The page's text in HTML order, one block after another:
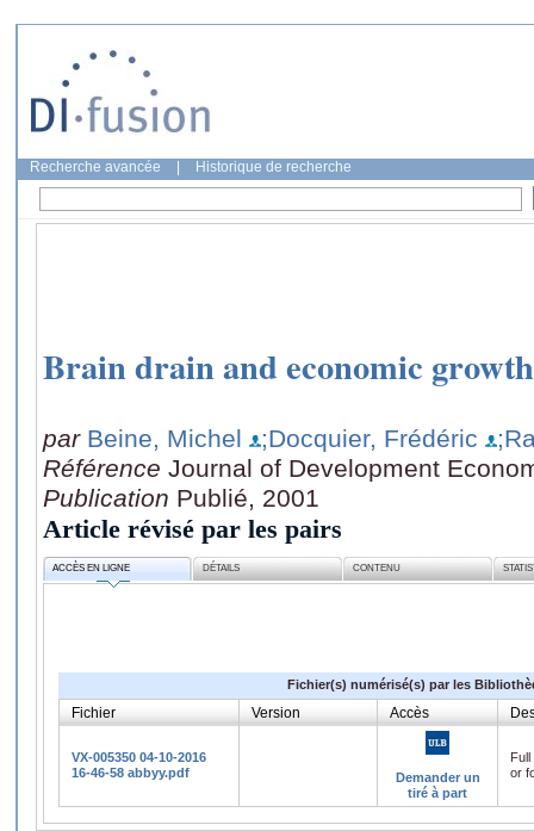
Recherche avancée Historique de recherche
Brain drain and economic
par Beine, Michel ;Docquier, Frédéric
Référence Journal of Development
Publication Publié, 2001
Article révisé par les pairs
ACCÈS EN LIGNE DÉTAILS CONTENU
Fichier(s) numérisé(s) par les
Fichier Version Accès
VX-005350 04-10-2016
16-46-58 abbyy.pdf
Demander un
tiré à part
or